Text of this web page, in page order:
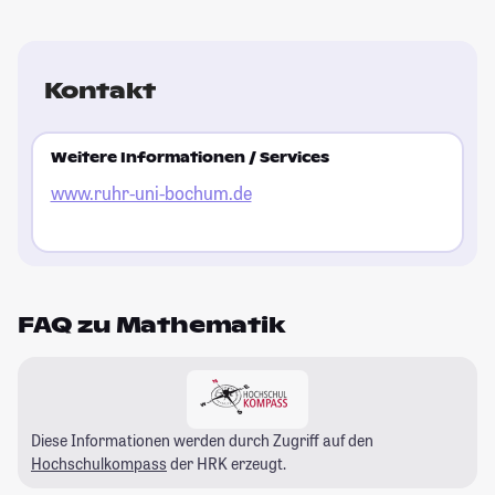
Kontakt
Weitere Informationen / Services
www.ruhr-uni-bochum.de
FAQ zu Mathematik
Diese Informationen werden durch Zugriff auf den
Hochschulkompass der HRK erzeugt.